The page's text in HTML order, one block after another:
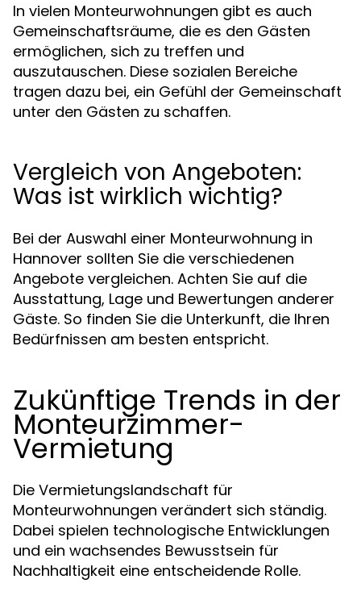
In vielen Monteurwohnungen gibt es auch
Gemeinschaftsräume, die es den Gästen
ermöglichen, sich zu treffen und
auszutauschen. Diese sozialen Bereiche
tragen dazu bei, ein Gefühl der Gemeinschaft
unter den Gästen zu schaffen.
Vergleich von Angeboten:
Was ist wirklich wichtig?
Bei der Auswahl einer Monteurwohnung in
Hannover sollten Sie die verschiedenen
Angebote vergleichen. Achten Sie auf die
Ausstattung, Lage und Bewertungen anderer
Gäste. So finden Sie die Unterkunft, die Ihren
Bedürfnissen am besten entspricht.
Zukünftige Trends in der
Monteurzimmer-
Vermietung
Die Vermietungslandschaft für
Monteurwohnungen verändert sich ständig.
Dabei spielen technologische Entwicklungen
und ein wachsendes Bewusstsein für
Nachhaltigkeit eine entscheidende Rolle.